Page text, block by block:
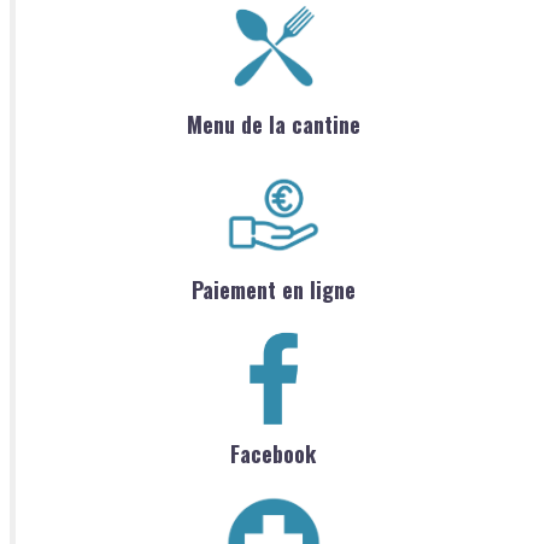
Menu de la cantine
Paiement en ligne
Facebook